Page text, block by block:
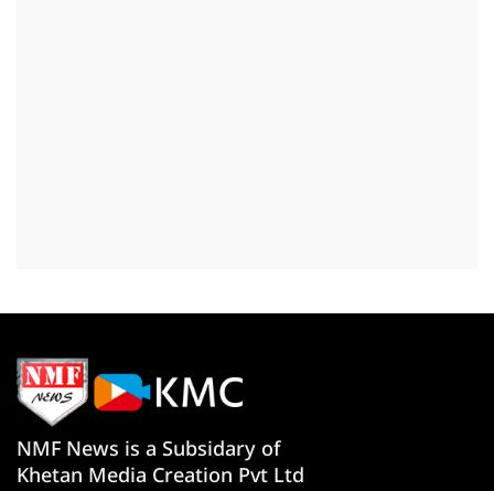
NMF News is a Subsidary of
Khetan Media Creation Pvt Ltd